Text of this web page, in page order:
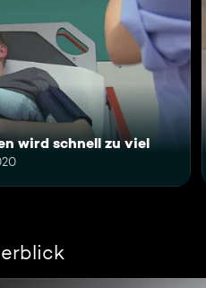
wird schnell zu viel